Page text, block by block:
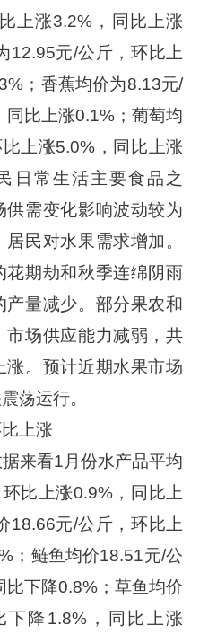
上涨3.2%，同比上涨
12.95元/公斤，环比上
；香蕉均价为8.13元/
比上涨0.1%；葡萄均
上涨5.0%，同比上涨
日常生活主要食品之
需变化影响波动较为
民对水果需求增加。
花期劫和秋季连绵阴雨
量减少。部分果农和
场供应能力减弱，共
涨。预计近期水果市场
荡运行。
上涨
来看1月份水产品平均
比上涨0.9%，同比上
18.66元/公斤，环比上
；鲢鱼均价18.51元/公
比下降0.8%；草鱼均价
降1.8%，同比上涨